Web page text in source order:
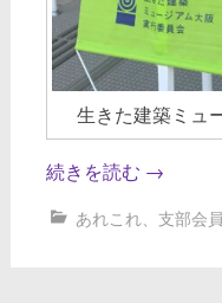
生きた建築ミュ
続きを読む →
あれこれ、 支部会